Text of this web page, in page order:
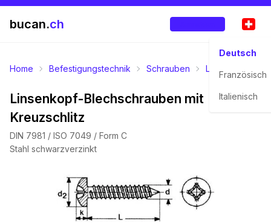
bucan.ch
Deutsch
Französisch
Italienisch
Home Befestigungstechnik Schrauben Linsen-Pan-
Linsenkopf-Blechschrauben mit
Kreuzschlitz
DIN 7981 / ISO 7049 / Form C
Stahl schwarzverzinkt